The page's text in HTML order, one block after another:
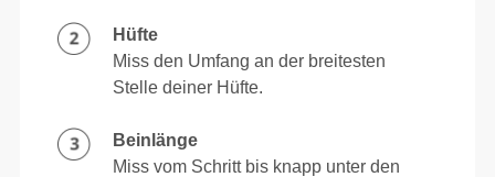
Hüfte
Miss den Umfang an der breitesten
Stelle deiner Hüfte.
Beinlänge
Miss vom Schritt bis knapp unter den